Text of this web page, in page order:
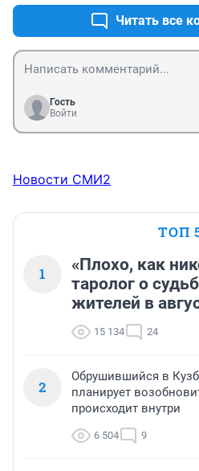
Читать все
Гость
Войти
Новости СМИ2
ТОП
1
«Плохо, как
таролог о
жителей в
15 134 24
2
Обрушившийся в
планирует
происходит внутри
6 504 9